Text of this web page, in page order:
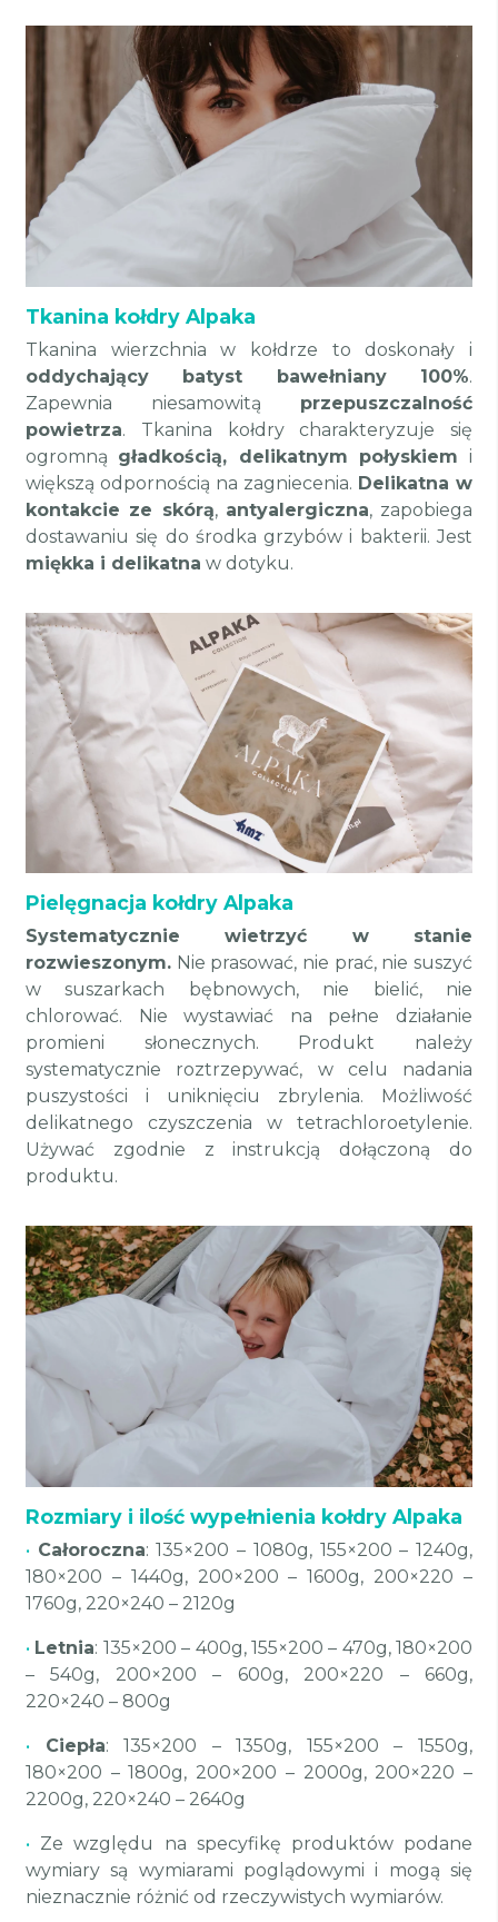
Tkanina kołdry Alpaka
Tkanina wierzchnia w kołdrze to doskonały i
oddychający batyst bawełniany 100%.
Zapewnia niesamowitą przepuszczalność
powietrza. Tkanina kołdry charakteryzuje się
ogromną gładkością, delikatnym połyskiem i
większą odpornością na zagniecenia. Delikatna w
kontakcie ze skórą, antyalergiczna, zapobiega
dostawaniu się do środka grzybów i bakterii. Jest
miękka i delikatna w dotyku.
Pielęgnacja kołdry Alpaka
Systematycznie wietrzyć w stanie
rozwieszonym. Nie prasować, nie prać, nie suszyć
w suszarkach bębnowych, nie bielić, nie
chlorować. Nie wystawiać na pełne działanie
promieni słonecznych. Produkt należy
systematycznie roztrzepywać, w celu nadania
puszystości i uniknięciu zbrylenia. Możliwość
delikatnego czyszczenia w tetrachloroetylenie.
Używać zgodnie z instrukcją dołączoną do
produktu.
Rozmiary i ilość wypełnienia kołdry Alpaka
• Całoroczna: 135×200 – 1080g, 155×200 – 1240g,
180×200 – 1440g, 200×200 – 1600g, 200×220 –
1760g, 220×240 – 2120g
• Letnia: 135×200 – 400g, 155×200 – 470g, 180×200
– 540g, 200×200 – 600g, 200×220 – 660g,
220×240 – 800g
• Ciepła: 135×200 – 1350g, 155×200 – 1550g,
180×200 – 1800g, 200×200 – 2000g, 200×220 –
2200g, 220×240 – 2640g
• Ze względu na specyfikę produktów podane
wymiary są wymiarami poglądowymi i mogą się
nieznacznie różnić od rzeczywistych wymiarów.